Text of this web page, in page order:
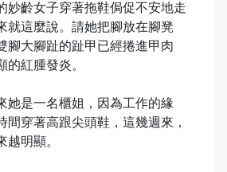
妙齡女子穿著拖鞋侷促不安地走
就這麼說。請她把腳放在腳凳
腳大腳趾的趾甲已經捲進甲肉
的紅腫發炎。
她是一名櫃姐，因為工作的緣
間穿著高跟尖頭鞋，這幾週來，
越明顯。